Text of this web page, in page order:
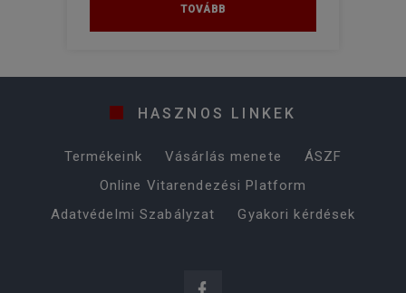
TOVÁBB
HASZNOS LINKEK
Termékeink Vásárlás menete
ÁSZF
Online Vitarendezési Platform
Adatvédelmi Szabályzat
Gyakori kérdések